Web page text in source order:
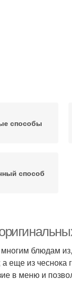
способы
способ
блюдам
еще из чеснока
в меню и